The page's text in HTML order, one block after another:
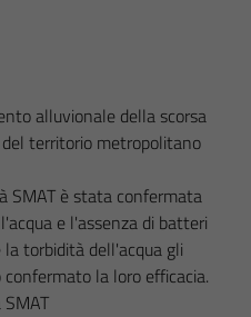
alluvionale della scorsa
territorio metropolitano
SMAT è stata confermata
e l'assenza di batteri
torbidità dell'acqua gli
la loro efficacia.